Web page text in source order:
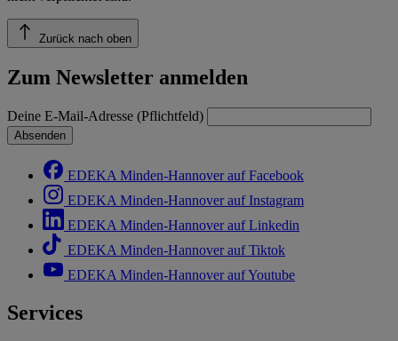
Zurück nach oben
Zum Newsletter anmelden
Deine E-Mail-Adresse (Pflichtfeld)
Absenden
EDEKA Minden-Hannover auf Facebook
EDEKA Minden-Hannover auf Instagram
EDEKA Minden-Hannover auf Linkedin
EDEKA Minden-Hannover auf Tiktok
EDEKA Minden-Hannover auf Youtube
Services